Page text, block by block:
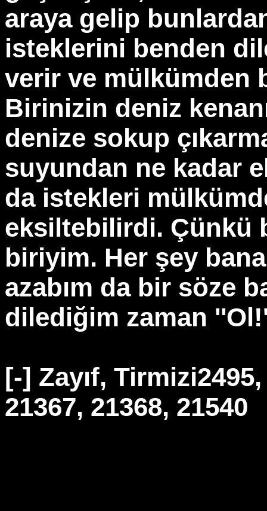
araya gelip
isteklerini benden
verir ve mülkümden
Birinizin deniz
denize sokup
suyundan ne kadar
da istekleri
eksiltebilirdi. Çünkü
biriyim. Her şey
azabım da bir söze
dilediğim zaman
[-] Zayıf,
21367, 21368, 21540